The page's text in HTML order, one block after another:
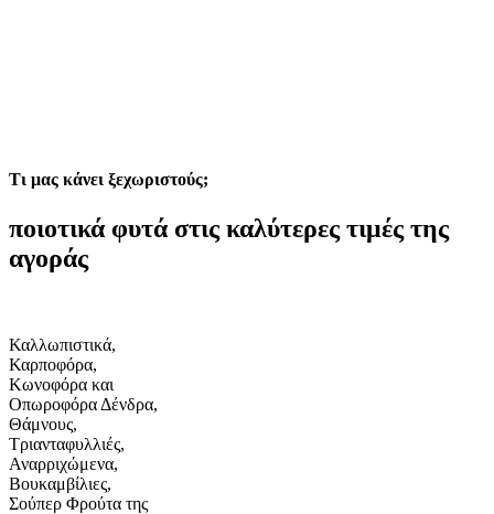
Τι μας κάνει ξεχωριστούς;
ποιοτικά φυτά στις καλύτερες τιμές της
αγοράς
Καλλωπιστικά,
Καρποφόρα,
Kωνοφόρα και
Oπωροφόρα Δένδρα,
Θάμνους,
Τριανταφυλλιές,
Αναρριχώμενα,
Βουκαμβίλιες,
Σούπερ Φρούτα της